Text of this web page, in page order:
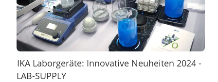
IKA Laborgeräte: Innovative Neuheiten 2024 -
LAB-SUPPLY